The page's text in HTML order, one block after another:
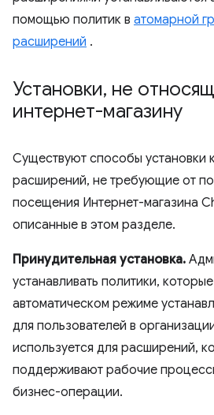
помощью политик в атомарной
расширений .
Установки, не
интернет-магазину
Существуют способы установки
расширений, не требующие от
посещения Интернет-магазина
описанные в этом разделе.
Принудительная установка.
устанавливать политики,
автоматическом режиме
для пользователей в
используется для расширений,
поддерживают рабочие
бизнес-операции.